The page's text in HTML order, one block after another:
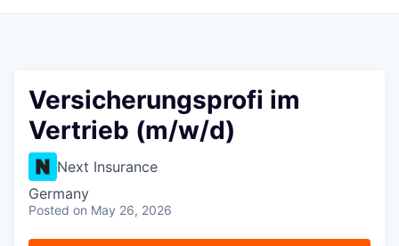
Versicherungsprofi im
Vertrieb (m/w/d)
Next Insurance
Germany
Posted on May 26, 2026